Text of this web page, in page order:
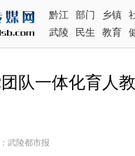
黔江 部门 乡镇
武陵
民生 教育
队一体化育人
武陵都市报